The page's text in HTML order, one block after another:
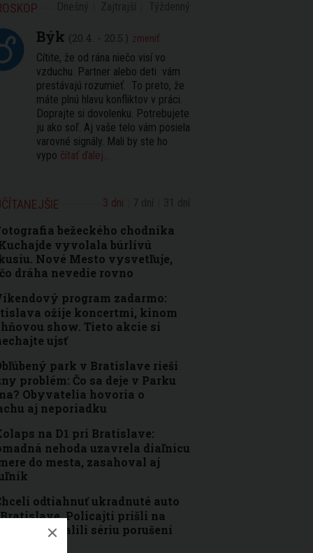
Býk (20.4. - 20.5.) zmeniť
Cítite, že od rána niečo visí vo
vzduchu. Partner alebo deti vám
prestávajú rozumieť. To preto, že
máte plnú hlavu konfliktov v práci.
Doprajte si dovolenku. Potrebujete
ju ako soľ. Aj vaše telo vám posiela
varovné signály. Mali by ste ho
vypo čítať ďalej...
3 dni
bežeckého chodníka
vyvolala búrlivú
Nové Mesto vysvetľuje,
dráha nevedie rovno
program zadarmo:
ožije koncertmi, kinom
show. Tieto akcie si
ujsť
park v Bratislave rieši
problém: Čo sa deje v Parku
Obyvatelia hovoria o
aj neporiadku
na D1 pri Bratislave:
nehoda uzavrela diaľnicu
do mesta, zasahoval aj
odtiahnuť ukradnuté auto
Policajti prišli na
no odhalili sériu porušení